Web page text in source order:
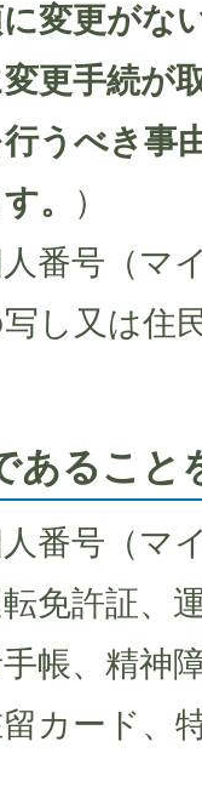
変更がな
更手続が
うべき事
。
）
番号（マ
し又は住
あること
番号（マ
免許証、
帳、精神
カード、